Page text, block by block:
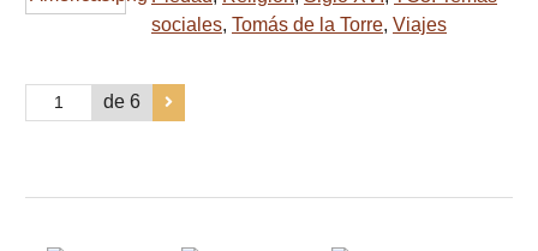
sociales, Tomás de la Torre, Viajes
de 6